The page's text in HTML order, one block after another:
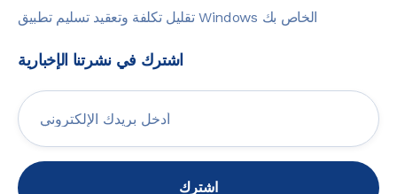
تقليل تكلفة وتعقيد تسليم تطبيق Windows الخاص بك
اشترك في نشرتنا الإخبارية